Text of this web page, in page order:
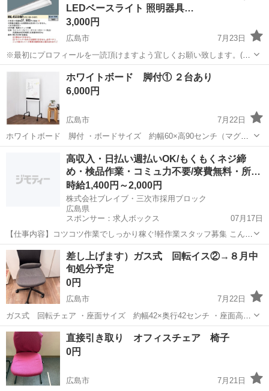
LEDベースライト 照明器具…
3,000円
広島市
7月23日
※最初にプロフィールを一読頂けますよう宜しくお願い致します。(当
店のアカウントである《リサイクルはっぴ〜》をタップして頂ければ
プロフィール及び商品の全てをご覧頂けますのでご確認下さいませ。)
※こちらの商品は店舗から離れた...
広島 オフィス用家具 ライト
ホワイトボード 脚付① ２台あり
6,000円
広島市
7月22日
ホワイトボード 脚付 ・ボードサイズ 約幅60×高90センチ（マグネ
ット対応） ・全体サイズ 約幅61×高162.5×奥行55センチ ・粉受け
（ペン置き）付き ・ロック付きキャスター ・購入時価格 15,000円程
広島市 オフィス用家具
高収入・日払い週払いOK/もくもくネジ締
め・検品作業・コミュ力不要/寮費無料・所…
時給1,400円～2,000円
株式会社ブレイブ・三次市採用ブロック
広島県
スポンサー：求人ボックス
07月17日
【仕事内容】コツコツ作業でしっかり稼ぐ!軽作業スタッフ募集 こんな
方におすすめ! 人付き合いが苦手 → モクモク作業だから安心! 未経験
だけど大丈夫? → シンプル作業&丁寧な研修あり! すぐにお金が欲し
い! → 日払い・週払いO...
アルバイト・パート
差し上げます）ガス式 回転イス②→８月中
旬処分予定
0円
広島市
7月22日
ガス式 回転チェア ・座面サイズ 約幅42×奥行42センチ ・座面高
約41〜53センチ ※買い替えに伴い手放します。 ※脚、キャスターに
傷みがありますが、まだまだ使用可能です。 ※座面に汚れがありま
す。 ※座面裏の不織...
広島 広島市 オフィス用家具
直接引き取り オフィスチェア 椅子
0円
広島市
7月21日